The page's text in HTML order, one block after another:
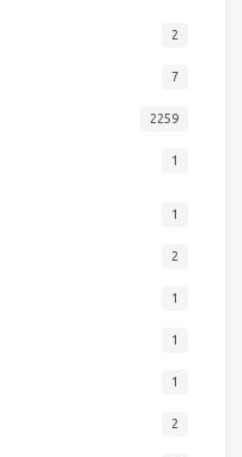
2
7
2259
1
1
2
1
1
1
2